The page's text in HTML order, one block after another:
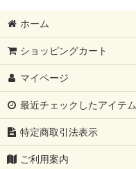
ホーム
ショッピングカート
マイページ
最近チェックしたアイテム
特定商取引法表示
ご利用案内